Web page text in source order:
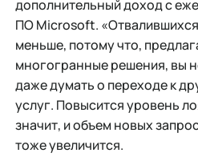
дополнительный доход с
ПО Microsoft.
меньше, потому что,
многогранные решения, вы
даже думать о переходе к
услуг. Повысится уровень
значит, и объем новых
тоже увеличится.